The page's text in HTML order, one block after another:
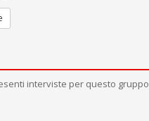
interviste per questo gruppo